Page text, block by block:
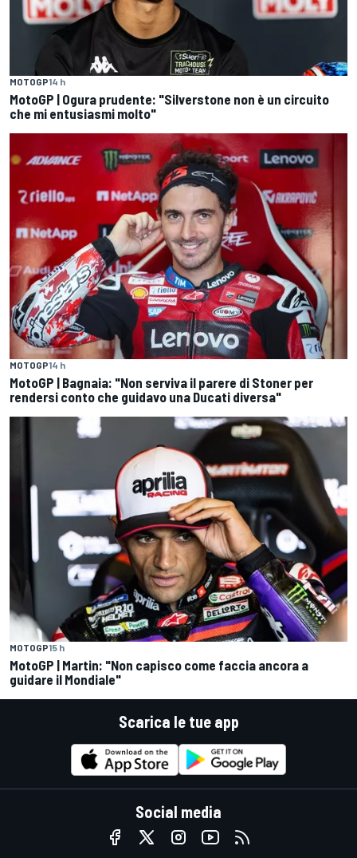
MOTOGP14 h
MotoGP | Ogura prudente: "Silverstone non è un circuito
che mi entusiasmi molto"
MOTOGP14 h
MotoGP | Bagnaia: "Non serviva il parere di Stoner per
rendersi conto che guidavo una Ducati diversa"
MOTOGP15 h
MotoGP | Martin: "Non capisco come faccia ancora a
guidare il Mondiale"
Scarica le tue app
Social media